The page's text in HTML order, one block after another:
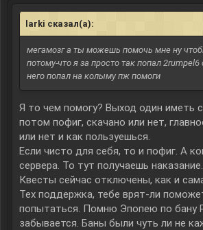
larki сказал(а):
мегамозг а ты можешь помочь мне ну
потому-что я за просто так попал 2rumpel6
него попал на колыму пж помоги
Я то чем помогу? Выход один иметь
потом пофиг, скачано или нет,
или нет и как пользуешься.
Если чисто для себя, то и пофиг. А
сервера. То тут получаешь наказание.
Квесты сейчас отключены, как и
Тех поддержка, тебе врят-ли
попытаться. Помню Эпопею по бану
забывается. Баны были чуть ли не